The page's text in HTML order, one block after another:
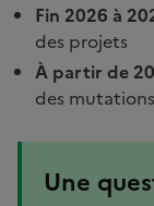
Fin 2026 à
des projets
À partir de
des
Une